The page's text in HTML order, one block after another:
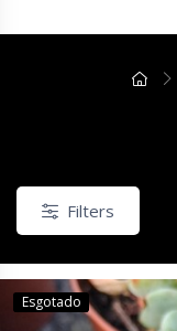
Filters
Esgotado